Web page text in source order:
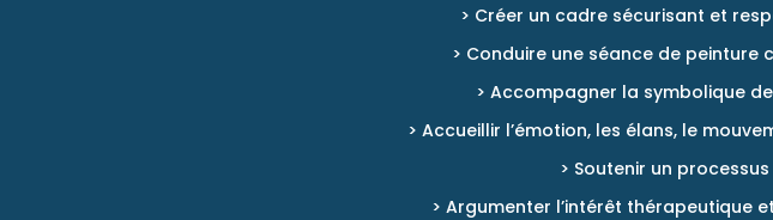
> Créer un cadre sécurisant et
> Conduire une séance de
> Accompagner la symbolique
> Accueillir l’émotion, les élans, le
> Soutenir un
> Argumenter l’intérêt thérapeutique